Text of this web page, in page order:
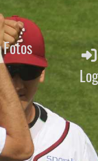
Fotos